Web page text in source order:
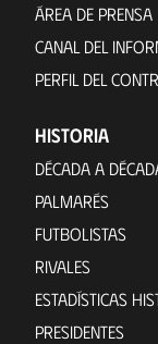
ÁREA DE PRENSA
CANAL DEL
PERFIL DEL
HISTORIA
DÉCADA A
PALMARÉS
FUTBOLISTAS
RIVALES
ESTADÍSTICAS
PRESIDENTES